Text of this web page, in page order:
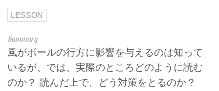
LESSON
風がボールの行方に影響を与えるのは知って
いるが、では、実際のところどのように読む
のか？ 読んだ上で、どう対策をとるのか？